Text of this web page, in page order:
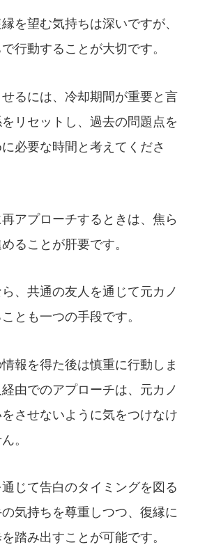
を望む気持ちは深いですが、
行動することが大切です。
るには、冷却期間が重要と言
リセットし、過去の問題点を
必要な時間と考えてくださ
アプローチするときは、焦ら
ることが肝要です。
、共通の友人を通じて元カノ
とも一つの手段です。
報を得た後は慎重に行動しま
由でのアプローチは、元カノ
させないように気をつけなけ
。
じて告白のタイミングを図る
気持ちを尊重しつつ、復縁に
踏み出すことが可能です。